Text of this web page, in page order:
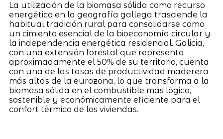
La utilización de la biomasa sólida como recurso
energético en la geografía gallega trasciende la
habitual tradición rural para consolidarse como
un cimiento esencial de la bioeconomía circular y
la independencia energética residencial. Galicia,
con una extensión forestal que representa
aproximadamente el 50% de su territorio, cuenta
con una de las tasas de productividad maderera
más altas de la eurozona, lo que transforma a la
biomasa sólida en el combustible más lógico,
sostenible y económicamente eficiente para el
confort térmico de los viviendas.